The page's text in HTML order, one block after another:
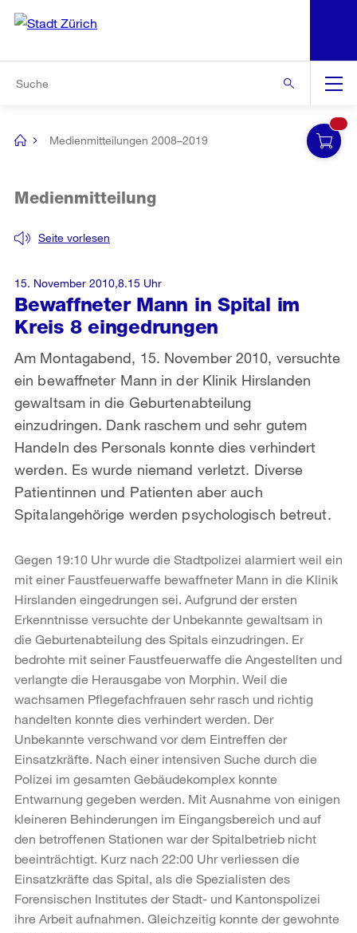
Navigation
[no
Medienmitteilungen 2008–2019
Bewaffneter Mann in Spital im
Kreis 8 eingedrungen
Seite vorlesen
Medienmitteilung
Am Montagabend, 15. November 2010, versuchte
ein bewaffneter Mann in der Klinik Hirslanden
gewaltsam in die Geburtenabteilung
einzudringen. Dank raschem und sehr gutem
Handeln des Personals konnte dies verhindert
werden. Es wurde niemand verletzt. Diverse
Patientinnen und Patienten aber auch
Spitalangehörige werden psychologisch betreut.
15. November 2010,8.15 Uhr
Gegen 19:10 Uhr wurde die Stadtpolizei alarmiert weil ein
mit einer Faustfeuerwaffe bewaffneter Mann in die Klinik
Hirslanden eingedrungen sei. Aufgrund der ersten
Erkenntnisse versuchte der Unbekannte gewaltsam in
die Geburtenabteilung des Spitals einzudringen. Er
bedrohte mit seiner Faustfeuerwaffe die Angestellten und
verlangte die Herausgabe von Morphin. Weil die
wachsamen Pflegefachfrauen sehr rasch und richtig
handelten konnte dies verhindert werden. Der
Unbekannte verschwand vor dem Eintreffen der
Einsatzkräfte. Nach einer intensiven Suche durch die
Polizei im gesamten Gebäudekomplex konnte
Entwarnung gegeben werden. Mit Ausnahme von einigen
kleineren Behinderungen im Eingangsbereich und auf
den betroffenen Stationen war der Spitalbetrieb nicht
beeinträchtigt. Kurz nach 22:00 Uhr verliessen die
Einsatzkräfte das Spital, als die Spezialisten des
Forensischen Institutes der Stadt- und Kantonspolizei
ihre Arbeit aufnahmen. Gleichzeitig konnte der gewohnte